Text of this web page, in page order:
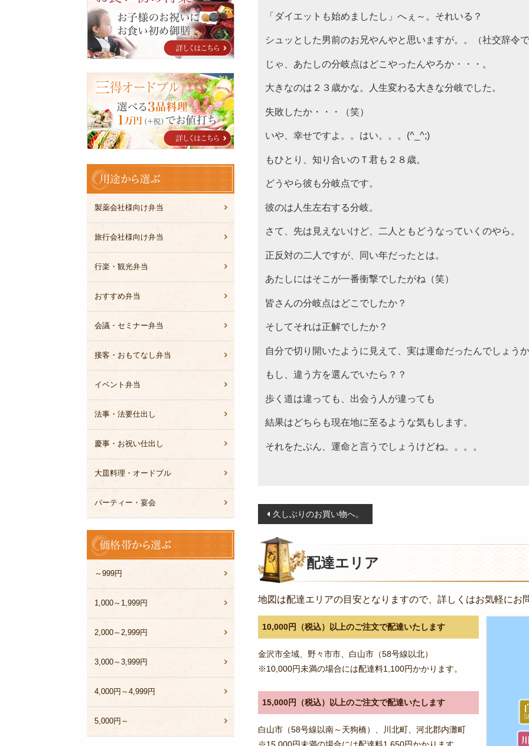
「ダイエットも始めましたし」へぇ～。それいる？
シュッとした男前のお兄やんやと思いますが。。（社交辞令
じゃ、あたしの分岐点はどこやったんやろか・・・。
大きなのは２３歳かな。人生変わる大きな分岐でした。
失敗したか・・・（笑）
いや、幸せですよ。。はい。。。(^_^;)
もひとり、知り合いのＴ君も２８歳。
どうやら彼も分岐点です。
彼のは人生左右する分岐。
さて、先は見えないけど、二人ともどうなっていくのやら。
正反対の二人ですが、同い年だったとは。
あたしにはそこが一番衝撃でしたがね（笑）
皆さんの分岐点はどこでしたか？
そしてそれは正解でしたか？
自分で切り開いたように見えて、実は運命だったんでしょう
もし、違う方を選んでいたら？？
歩く道は違っても、出会う人が違っても
結果はどちらも現在地に至るような気もします。
それをたぶん、運命と言うでしょうけどね。。。。
投
稿
ナ
ビ
ゲ
ー
ョ
ン
久しぶりのお買い物へ。
配達エリア
地図は配達エリアの目安となりますので、詳しくはお気軽にお
10,000円（税込）以上のご注文で配達いたします
金沢市全域、野々市市、白山市（58号線以北）
※10,000円未満の場合には配達料1,100円かかります。
15,000円（税込）以上のご注文で配達いたします
白山市（58号線以南～天狗橋）、川北町、河北郡内灘町
い
初
め
特
集
得
オ
ー
ド
ブ
ル
用
途
か
ら
ぶ
製薬会社様向け弁当
旅行会社様向け弁当
行楽・観光弁当
おすすめ弁当
会議・セミナー弁当
接客・おもてなし弁当
イベント弁当
法事・法要仕出し
慶事・お祝い仕出し
大皿料理・オードブル
パーティー・宴会
価
格
帯
か
選
～999円
1,000～1,999円
2,000～2,999円
3,000～3,999円
4,000円～4,999円
5,000円～